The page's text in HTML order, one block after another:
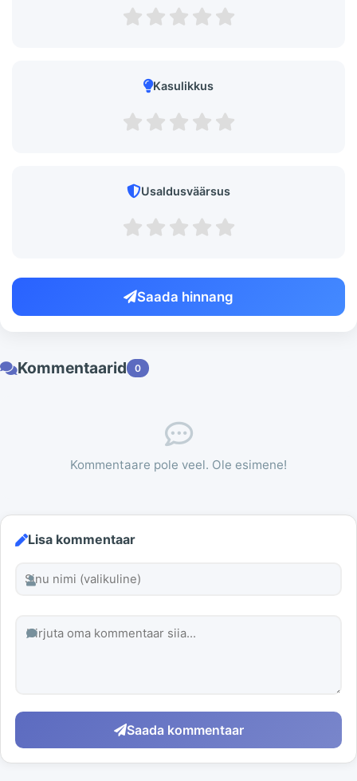
Kasulikkus
Usaldusväärsus
Saada hinnang
Kommentaarid 0
Kommentaare pole veel. Ole esimene!
Lisa kommentaar
Saada kommentaar